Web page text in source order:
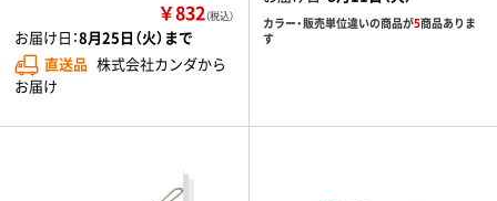
￥832（税込）
お届け日：8月25日（火）まで
直送品 株式会社カンダから
お届け
カラー・販売単位違いの商品が5商品ありま
す